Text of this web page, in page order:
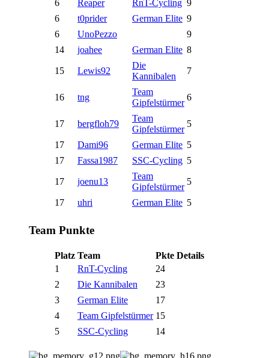
6 Reaper RnT-Cycling 9
6
t0prider German Elite 9
6
UnoPezzo
9
14
joahee German Elite 8
15 Lewis92
Die
Kannibalen
7
16 tng
Team
Gipfelstürmer
6
17 bergfloh79
Team
Gipfelstürmer
5
17 Dami96 German Elite 5
17
Fassa1987 SSC-Cycling 5
17 joenu13
Team
Gipfelstürmer
5
17 uhri German Elite 5
Team Punkte
Platz Team Pkte Details
1
RnT-Cycling
24
2
Die Kannibalen
23
3
German Elite
17
4
Team Gipfelstürmer 15
5
SSC-Cycling 14